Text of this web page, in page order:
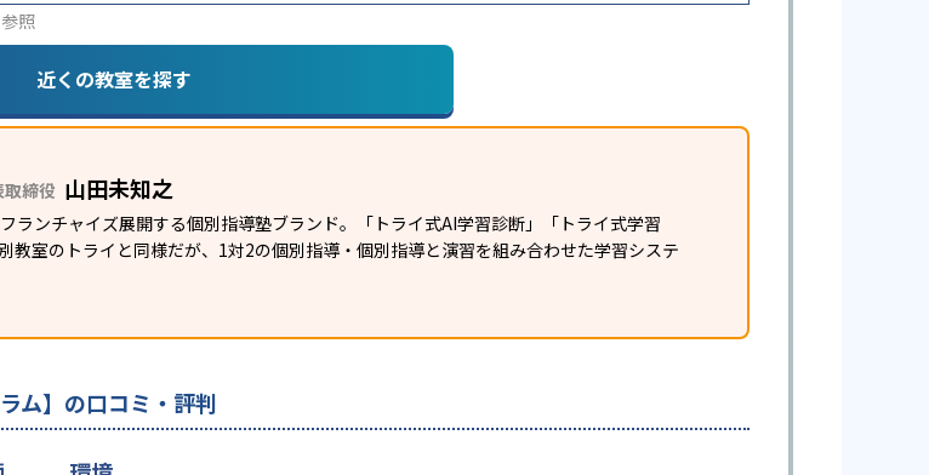
照
近くの教室を探す
締役 山田未知之
ランチャイズ展開する個別指導塾ブランド。「トライ式AI学習診断」「トライ式学習
室のトライと同様だが、1対2の個別指導・個別指導と演習を組み合わせた学習システ
ム】の口コミ・評判